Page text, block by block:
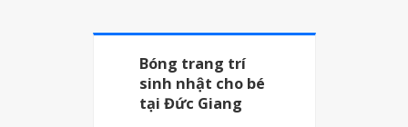
Bóng trang trí
sinh nhật cho bé
tại Đức Giang